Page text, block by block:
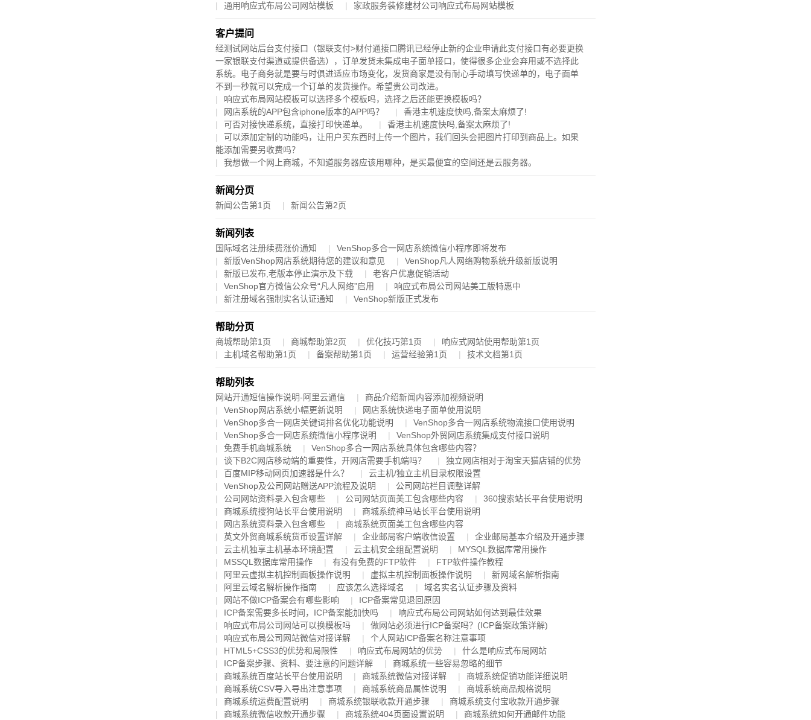
通用响应式布局公司网站模板
家政服务装修建材公司响应式布局网站模板
客户提问
经测试网站后台支付接口（银联支付>财付通接口腾讯已经停止新的企业申请此支付接口有必要更换
一家银联支付渠道或提供备选），订单发货未集成电子面单接口，使得很多企业会弃用或不选择此
系统。电子商务就是要与时俱进适应市场变化，发货商家是没有耐心手动填写快递单的，电子面单
不到一秒就可以完成一个订单的发货操作。希望贵公司改进。
响应式布局网站模板可以选择多个模板吗，选择之后还能更换模板吗？
网店系统的APP包含iphone版本的APP吗？
香港主机速度快吗,备案太麻烦了!
可否对接快递系统，直接打印快递单。
香港主机速度快吗,备案太麻烦了!
可以添加定制的功能吗，让用户买东西时上传一个图片，我们回头会把图片打印到商品上。如果
能添加需要另收费吗？
我想做一个网上商城，不知道服务器应该用哪种，是买最便宜的空间还是云服务器。
新闻分页
新闻公告第1页 新闻公告第2页
新闻列表
国际域名注册续费涨价通知
VenShop多合一网店系统微信小程序即将发布
新版VenShop网店系统期待您的建议和意见
VenShop凡人网络购物系统升级新版说明
新版已发布,老版本停止演示及下载
老客户优惠促销活动
VenShop官方微信公众号“凡人网络”启用
响应式布局公司网站美工版特惠中
新注册域名强制实名认证通知
VenShop新版正式发布
帮助分页
商城帮助第1页 商城帮助第2页 优化技巧第1页
响应式网站使用帮助第1页
主机域名帮助第1页
备案帮助第1页 运营经验第1页 技术文档第1页
帮助列表
网站开通短信操作说明-阿里云通信
商品介绍新闻内容添加视频说明
VenShop网店系统小幅更新说明
网店系统快递电子面单使用说明
VenShop多合一网店关键词排名优化功能说明
VenShop多合一网店系统物流接口使用说明
VenShop多合一网店系统微信小程序说明
VenShop外贸网店系统集成支付接口说明
免费手机商城系统
VenShop多合一网店系统具体包含哪些内容？
谈下B2C网店移动端的重要性，开网店需要手机端吗？
独立网店相对于淘宝天猫店铺的优势
百度MIP移动网页加速器是什么？
云主机/独立主机目录权限设置
VenShop及公司网站赠送APP流程及说明
公司网站栏目调整详解
公司网站资料录入包含哪些
公司网站页面美工包含哪些内容
360搜索站长平台使用说明
商城系统搜狗站长平台使用说明
商城系统神马站长平台使用说明
网店系统资料录入包含哪些
商城系统页面美工包含哪些内容
英文外贸商城系统货币设置详解
企业邮局客户端收信设置
企业邮局基本介绍及开通步骤
云主机独享主机基本环境配置
云主机安全组配置说明
MYSQL数据库常用操作
MSSQL数据库常用操作
有没有免费的FTP软件
FTP软件操作教程
阿里云虚拟主机控制面板操作说明
虚拟主机控制面板操作说明
新网域名解析指南
阿里云域名解析操作指南
应该怎么选择域名
域名实名认证步骤及资料
网站不做ICP备案会有哪些影响
ICP备案常见退回原因
ICP备案需要多长时间，ICP备案能加快吗
响应式布局公司网站如何达到最佳效果
响应式布局公司网站可以换模板吗
做网站必须进行ICP备案吗？(ICP备案政策详解)
响应式布局公司网站微信对接详解
个人网站ICP备案名称注意事项
HTML5+CSS3的优势和局限性
响应式布局网站的优势
什么是响应式布局网站
ICP备案步骤、资料、要注意的问题详解
商城系统一些容易忽略的细节
商城系统百度站长平台使用说明
商城系统微信对接详解
商城系统促销功能详细说明
商城系统CSV导入导出注意事项
商城系统商品属性说明
商城系统商品规格说明
商城系统运费配置说明
商城系统银联收款开通步骤
商城系统支付宝收款开通步骤
商城系统微信收款开通步骤
商城系统404页面设置说明 商城系统如何开通邮件功能